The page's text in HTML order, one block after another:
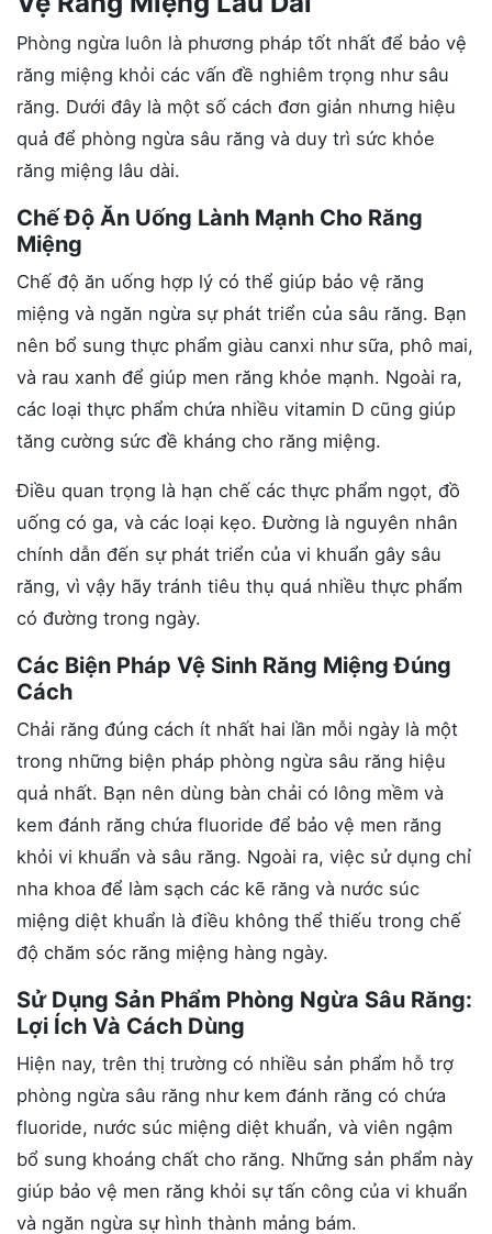
Phòng ngừa luôn là phương pháp tốt nhất để bảo vệ
răng miệng khỏi các vấn đề nghiêm trọng như sâu
răng. Dưới đây là một số cách đơn giản nhưng hiệu
quả để phòng ngừa sâu răng và duy trì sức khỏe
răng miệng lâu dài.
Chế Độ Ăn Uống Lành Mạnh Cho Răng
Miệng
Chế độ ăn uống hợp lý có thể giúp bảo vệ răng
miệng và ngăn ngừa sự phát triển của sâu răng. Bạn
nên bổ sung thực phẩm giàu canxi như sữa, phô mai,
và rau xanh để giúp men răng khỏe mạnh. Ngoài ra,
các loại thực phẩm chứa nhiều vitamin D cũng giúp
tăng cường sức đề kháng cho răng miệng.
Điều quan trọng là hạn chế các thực phẩm ngọt, đồ
uống có ga, và các loại kẹo. Đường là nguyên nhân
chính dẫn đến sự phát triển của vi khuẩn gây sâu
răng, vì vậy hãy tránh tiêu thụ quá nhiều thực phẩm
có đường trong ngày.
Các Biện Pháp Vệ Sinh Răng Miệng Đúng
Cách
Chải răng đúng cách ít nhất hai lần mỗi ngày là một
trong những biện pháp phòng ngừa sâu răng hiệu
quả nhất. Bạn nên dùng bàn chải có lông mềm và
kem đánh răng chứa fluoride để bảo vệ men răng
khỏi vi khuẩn và sâu răng. Ngoài ra, việc sử dụng chỉ
nha khoa để làm sạch các kẽ răng và nước súc
miệng diệt khuẩn là điều không thể thiếu trong chế
độ chăm sóc răng miệng hàng ngày.
Sử Dụng Sản Phẩm Phòng Ngừa Sâu Răng:
Lợi Ích Và Cách Dùng
Hiện nay, trên thị trường có nhiều sản phẩm hỗ trợ
phòng ngừa sâu răng như kem đánh răng có chứa
fluoride, nước súc miệng diệt khuẩn, và viên ngậm
bổ sung khoáng chất cho răng. Những sản phẩm này
giúp bảo vệ men răng khỏi sự tấn công của vi khuẩn
và ngăn ngừa sự hình thành mảng bám.